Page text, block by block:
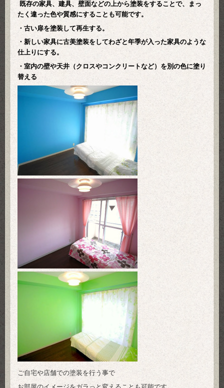
既存の家具、建具、壁面などの上から塗装をすることで、まっ
たく違った色や質感にすることも可能です。
・古い扉を塗装して再生する。
・新しい家具に古美塗装をしてわざと年季が入った家具のような
仕上りにする。
・室内の壁や天井（クロスやコンクリートなど）を別の色に塗り
替える
ご自宅や店舗での塗装を行う事で